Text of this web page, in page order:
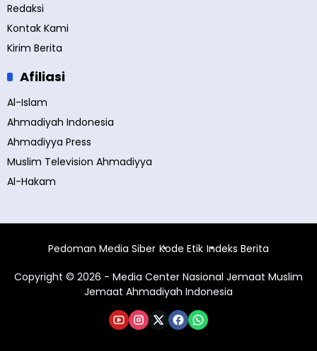
Redaksi
Kontak Kami
Kirim Berita
Afiliasi
Al-Islam
Ahmadiyah Indonesia
Ahmadiyya Press
Muslim Television Ahmadiyya
Al-Hakam
Pedoman Media Siber Kode Etik Indeks Berita
Copyright © 2026 - Media Center Nasional Jemaat Muslim
Jemaat Ahmadiyah Indonesia